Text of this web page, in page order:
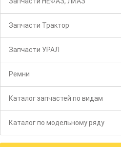
Запчасти Трактор
Запчасти УРАЛ
Ремни
Каталог запчастей по видам
Каталог по модельному ряду